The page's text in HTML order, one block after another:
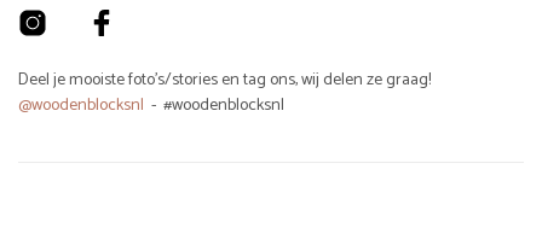
Deel je mooiste foto's/stories en tag ons, wij delen ze graag!
@woodenblocksnl - #woodenblocksnl